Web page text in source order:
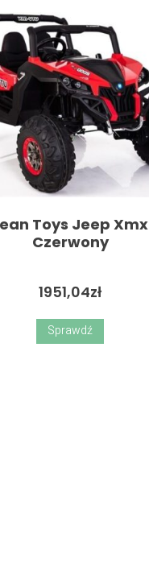
Toys Jeep Xmx
Czerwony
1951,04zł
Sprawdź